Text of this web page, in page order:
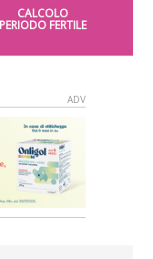
CALCOLO
PERIODO FERTILE